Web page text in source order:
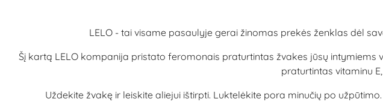
LELO - tai visame pasaulyje gerai žinomas prekės ženklas dėl
Šį kartą LELO kompanija pristato feromonais praturtintas žvakes jūsų
praturtintas vitaminu
Uždekite žvakę ir leiskite aliejui ištirpti. Luktelėkite pora minučių po